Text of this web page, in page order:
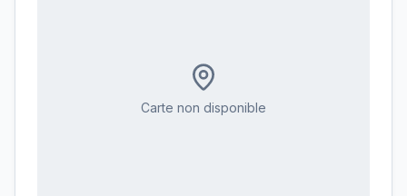
Carte non disponible